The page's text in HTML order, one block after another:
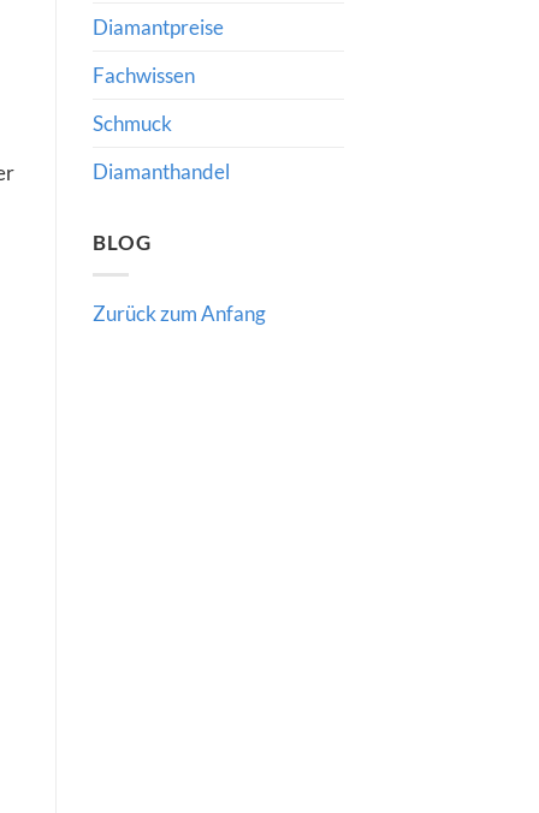
Richlines
Neuausrichtung
Käufer
und
bedeutet
Diamantpreise
Fachwissen
Schmuck
Diamanthandel
BLOG
Zurück zum Anfang